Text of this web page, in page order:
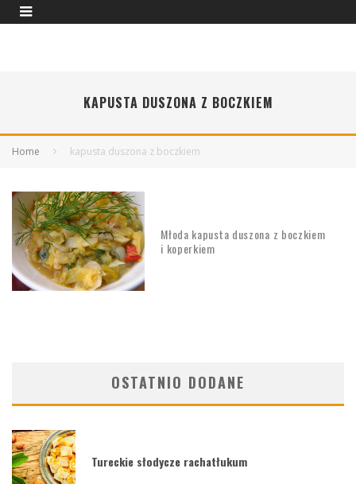
KAPUSTA DUSZONA Z BOCZKIEM
Home kapusta duszona z boczkiem
Młoda kapusta duszona z boczkiem
i koperkiem
OSTATNIO DODANE
Tureckie słodycze rachatłukum